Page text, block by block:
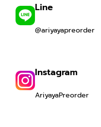
Line
@ariyayapreorder
Instagram
AriyayaPreorder